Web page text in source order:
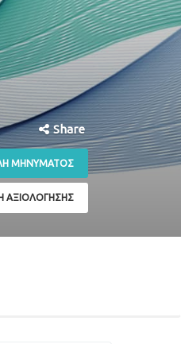
Share
ΜΗΝΎΜΑΤΟΣ
ΑΞΙΟΛΌΓΗΣΗΣ